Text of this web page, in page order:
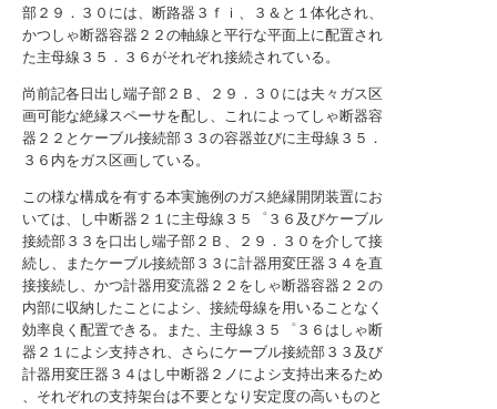
部２９．３０には、断路器３ｆｉ、３＆と１体化され、
かつしゃ断器容器２２の軸線と平行な平面上に配置され
た主母線３５．３６がそれぞれ接続されている。
尚前記各日出し端子部２Ｂ、２９．３０には夫々ガス区
画可能な絶縁スペーサを配し、これによってしゃ断器容
器２２とケーブル接続部３３の容器並びに主母線３５．
３６内をガス区画している。
この様な構成を有する本実施例のガス絶縁開閉装置にお
いては、し中断器２１に主母線３５゜３６及びケーブル
接続部３３を口出し端子部２Ｂ、２９．３０を介して接
続し、またケーブル接続部３３に計器用変圧器３４を直
接接続し、かつ計器用変流器２２をしゃ断器容器２２の
内部に収納したことによシ、接続母線を用いることなく
効率良く配置できる。また、主母線３５゜３６はしゃ断
器２１によシ支持され、さらにケーブル接続部３３及び
計器用変圧器３４はし中断器２ノによシ支持出来るため
、それぞれの支持架台は不要となり安定度の高いものと